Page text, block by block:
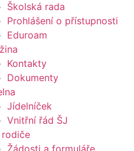
Školská rada
Prohlášení o přístupnosti
Eduroam
Kontakty
Dokumenty
Jídelníček
Vnitřní řád ŠJ
rodiče
Žádosti a formuláře